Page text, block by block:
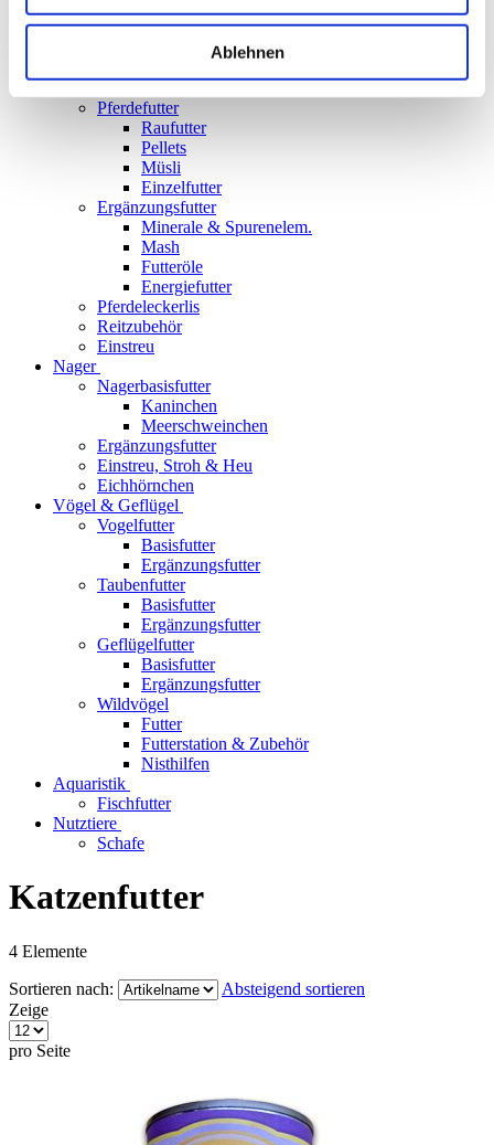
Ablehnen
Katze
Katzenfutter
Pferdefutter
Raufutter
Pellets
Müsli
Einzelfutter
Ergänzungsfutter
Minerale & Spurenelem.
Mash
Futteröle
Energiefutter
Pferdeleckerlis
Reitzubehör
Einstreu
Nager
Nagerbasisfutter
Kaninchen
Meerschweinchen
Ergänzungsfutter
Einstreu, Stroh & Heu
Eichhörnchen
Vögel & Geflügel
Vogelfutter
Basisfutter
Ergänzungsfutter
Taubenfutter
Basisfutter
Ergänzungsfutter
Geflügelfutter
Basisfutter
Ergänzungsfutter
Wildvögel
Futter
Futterstation & Zubehör
Nisthilfen
Aquaristik
Fischfutter
Nutztiere
Schafe
Katzenfutter
4 Elemente
Sortieren nach:
Absteigend sortieren
Zeige
pro Seite